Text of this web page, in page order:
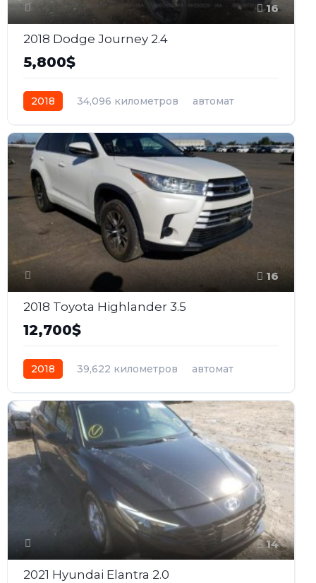
16
2018 Dodge Journey 2.4
5,800$
2018 34,096 километров
автомат
16
2018 Toyota Highlander 3.5
12,700$
2018 39,622 километров
автомат
14
2021 Hyundai Elantra 2.0